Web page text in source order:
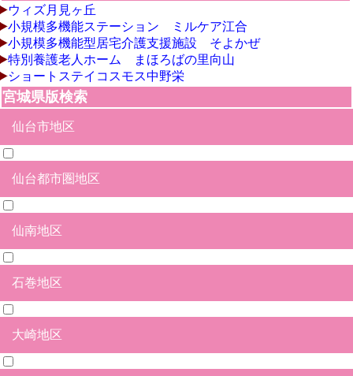
ウィズ月見ヶ丘
小規模多機能ステーション ミルケア江合
小規模多機能型居宅介護支援施設 そよかぜ
特別養護老人ホーム まほろばの里向山
ショートステイコスモス中野栄
宮城県版検索
仙台市地区
青葉区
宮城野区
若林区
太白区
泉区
仙台都市圏地区
塩竃市
多賀城市
名取市
岩沼市
宮城郡松島町
宮城郡七ヶ浜町
宮城郡利府町
黒川郡大和町
黒川郡大郷町
富谷市
亘理郡亘理町
亘理郡山元町
仙南地区
白石市
角田市
刈田群蔵王町
刈田群七ヶ浜町
刈田群七ヶ宿町
柴田郡大河原町
柴田郡村田町
柴田郡柴田町
柴田郡川崎町
伊具郡丸森町
石巻地区
石巻市
東松島市
牡鹿郡女川町
大崎地区